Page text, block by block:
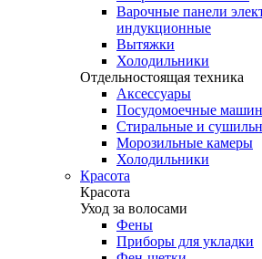
Варочные панели
индукционные
Вытяжки
Холодильники
Отдельностоящая техника
Аксессуары
Посудомоечные
Стиральные и
Морозильные камеры
Холодильники
Красота
Красота
Уход за волосами
Фены
Приборы для укладки